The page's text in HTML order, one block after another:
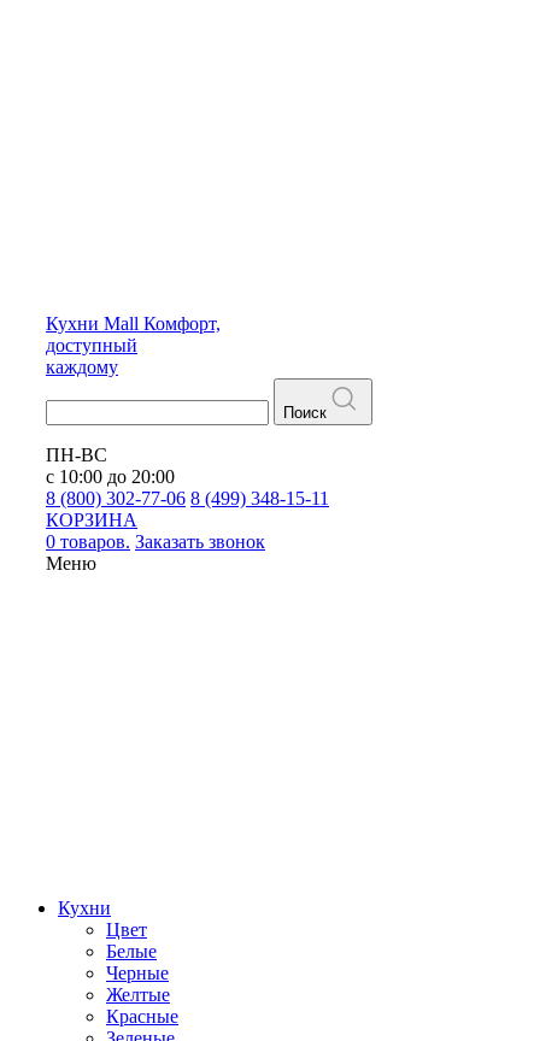
Кухни Mall Комфорт,
доступный
каждому
Поиск
ПН-ВС
с 10:00 до 20:00
8 (800) 302-77-06 8 (499) 348-15-11
КОРЗИНА
0 товаров. Заказать звонок
Меню
Кухни
Цвет
Белые
Черные
Желтые
Красные